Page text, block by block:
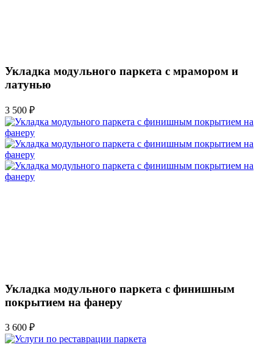
Укладка модульного паркета с мрамором и
латунью
3 500 ₽
Укладка модульного паркета с финишным
покрытием на фанеру
3 600 ₽